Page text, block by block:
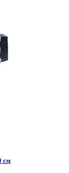
см